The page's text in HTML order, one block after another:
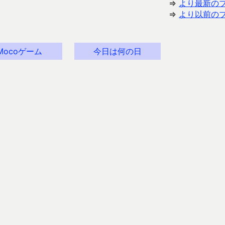
⇒ より最新の
⇒ より以前の
ゲーム 今日は何の日